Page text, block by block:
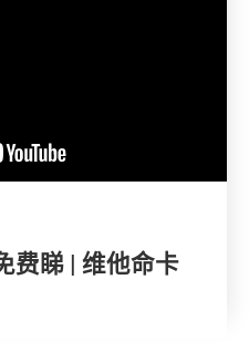
费睇 | 维他命卡